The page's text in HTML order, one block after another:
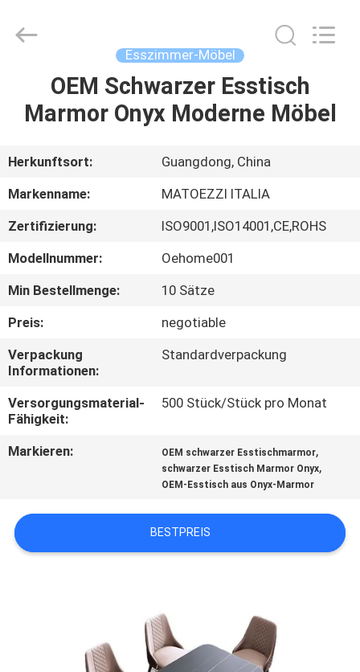
STARTSEITE
VIDEOS
VR
SHOW
ÜBER
UNS
FABRIK
TOUR
NACHRICHTEN
REFERENZEN
Ltd..
Esszimmer-Möbel
OEM Schwarzer Esstisch
Marmor Onyx Moderne Möbel
Herkunftsort:
Guangdong, China
Markenname:
MATOEZZI ITALIA
Zertifizierung:
ISO9001,ISO14001,CE,ROHS
Modellnummer:
Oehome001
Min Bestellmenge:
10 Sätze
Preis:
negotiable
Verpackung
Informationen:
Standardverpackung
Versorgungsmaterial-
Fähigkeit:
500 Stück/Stück pro Monat
Markieren: OEM schwarzer Esstischmarmor,
schwarzer Esstisch Marmor Onyx,
OEM-Esstisch aus Onyx-Marmor
BESTPREIS